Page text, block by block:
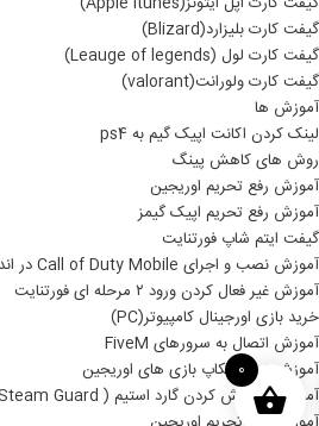
گیفت کارت بلیزارد(Blizard)
گیفت کارت لول (Leauge of legends)
گیفت کارت ولورانت(valorant)
آموزش ها
لینک کردن اکانت اپیک گیم به ps4
روش های کاهش پینگ
آموزش رفع تحریم اوریجین
آموزش رفع تحریم اپیک گیمز
گیفت ایتم شاپ فورتنایت
آموزش نصب و اجرای Call of Duty Mobile در اندروید
آموزش غیر فعال کردن ورود ۲ مرحله ای فورتنایت
خرید بازی اورجینال کامپیوتر(PC)
آموزش اتصال به سرورهای FiveM
آموزش نصب بکاپ بازی های اوریجین
آموزش خاموش کردن گارد استیم ( Steam Guard )
0